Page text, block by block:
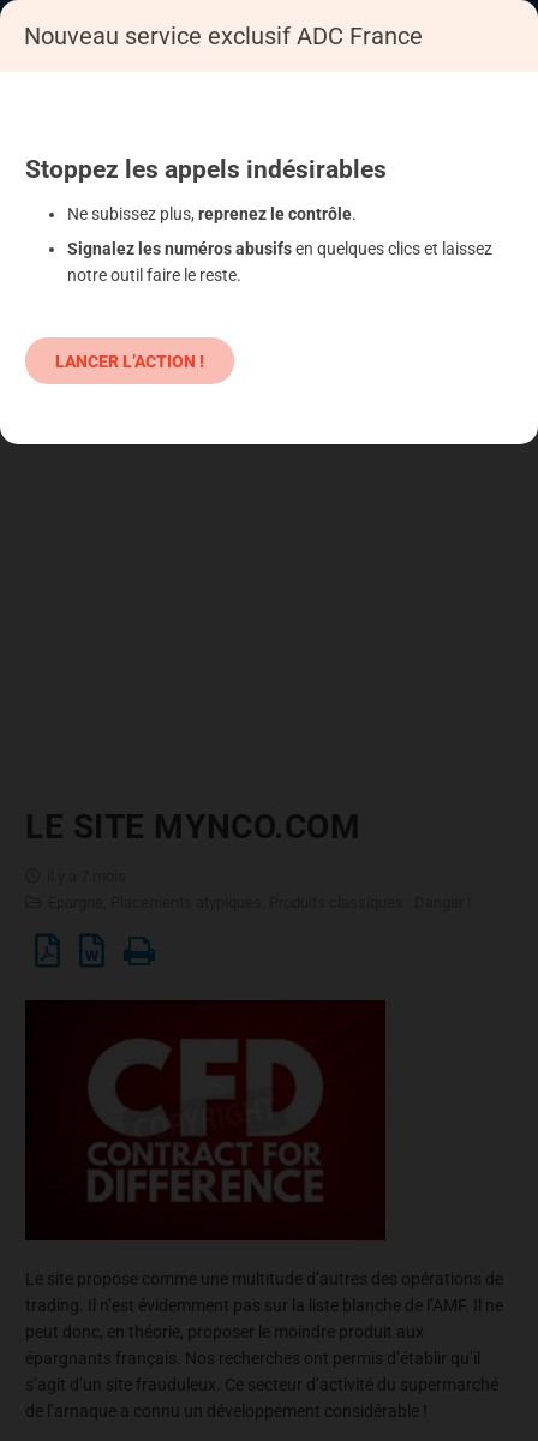
LE SITE MYNCO.COM
Le site propose comme une multitude d’autres des opérations de
trading. Il n’est évidemment pas sur la liste blanche de l’AMF. Il ne
peut donc, en théorie, proposer le moindre produit aux
épargnants français. Nos recherches ont permis d’établir qu’il
s’agit d’un site frauduleux. Ce secteur d’activité du supermarché
de l’arnaque a connu un développement considérable !
Nouveau service exclusif ADC France
Stoppez les appels indésirables
Ne subissez plus, reprenez le contrôle.
Signalez les numéros abusifsen quelques clics et laissez
notre outil faire le reste.
LANCER L’ACTION !